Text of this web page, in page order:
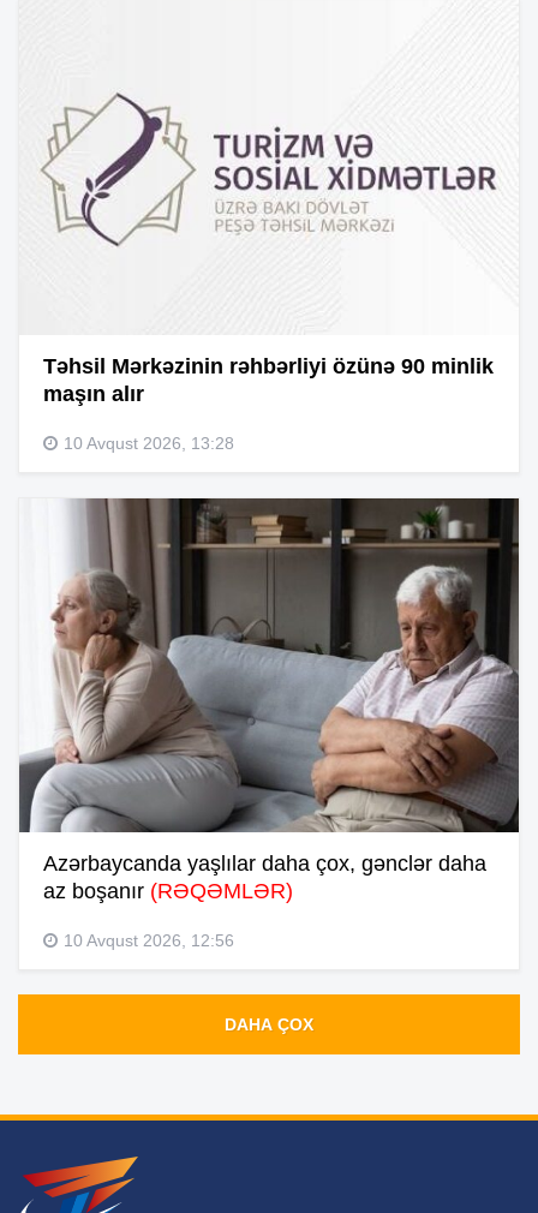
Təhsil Mərkəzinin rəhbərliyi özünə 90 minlik
maşın alır
10 Avqust 2026, 13:28
Azərbaycanda yaşlılar daha çox, gənclər daha
az boşanır (RƏQƏMLƏR)
10 Avqust 2026, 12:56
DAHA ÇOX